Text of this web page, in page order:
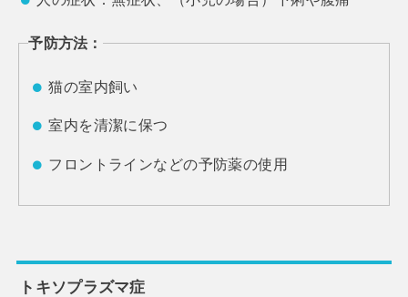
予防方法：
猫の室内飼い
室内を清潔に保つ
フロントラインなどの予防薬の使用
トキソプラズマ症